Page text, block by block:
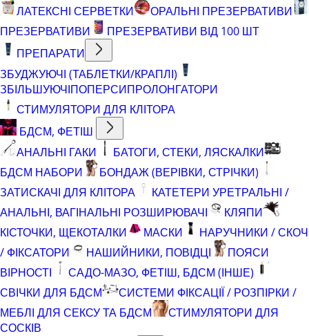
ЛАТЕКСНІ СЕРВЕТКИ
ОРАЛЬНІ ПРЕЗЕРВАТИВИ
ПРЕЗЕРВАТИВИ
ПРЕЗЕРВАТИВИ ВІД 100 ШТ
ПРЕПАРАТИ
ЗБУДЖУЮЧІ (ТАБЛЕТКИ/КРАПЛІ)
ЗБІЛЬШУЮЧІПОПЕРСИПРОЛОНГАТОРИ
СТИМУЛЯТОРИ ДЛЯ КЛІТОРА
БДСМ, ФЕТІШ
АНАЛЬНІ ГАКИ
БАТОГИ, СТЕКИ, ЛЯСКАЛКИ
БДСМ НАБОРИ
БОНДАЖ (ВЕРІВКИ, СТРІЧКИ)
ЗАТИСКАЧІ ДЛЯ КЛІТОРА
КАТЕТЕРИ УРЕТРАЛЬНІ /
АНАЛЬНІ, ВАГІНАЛЬНІ РОЗШИРЮВАЧІ
КЛЯПИ
КІСТОЧКИ, ЩЕКОТАЛКИ
МАСКИ
НАРУЧНИКИ / СКОЧ
/ ФІКСАТОРИ
НАШИЙНИКИ, ПОВІДЦІ
ПОЯСИ
ВІРНОСТІ
САДО-МАЗО, ФЕТІШ, БДСМ (ІНШЕ)
СВІЧКИ ДЛЯ БДСМ
СИСТЕМИ ФІКСАЦІЇ / РОЗПІРКИ /
МЕБЛІ ДЛЯ СЕКСУ ТА БДСМ
СТИМУЛЯТОРИ ДЛЯ
СОСКІВ